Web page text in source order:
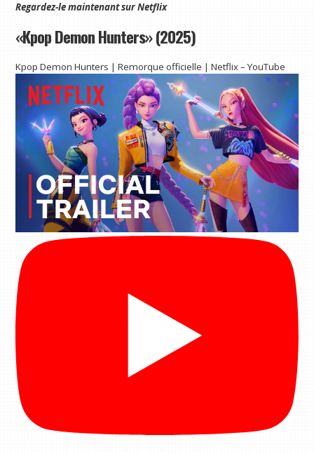
Regardez-le maintenant surNetflix
«Kpop Demon Hunters» (2025)
Kpop Demon Hunters | Remorque officielle | Netflix – YouTube